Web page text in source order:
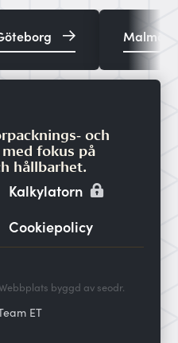
Malmö
och
fokus på
hållbarhet.
Kalkylatorn
Cookiepolicy
ET